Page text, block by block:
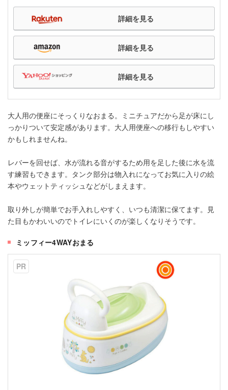
詳細を見る
詳細を見る
詳細を見る
大人用の便座にそっくりなおまる。ミニチュアだから足が床にし
っかりついて安定感があります。大人用便座への移行もしやすい
かもしれませんね。
レバーを回せば、水が流れる音がするため用を足した後に水を流
す練習もできます。タンク部分は物入れになってお気に入りの絵
本やウェットティッシュなどがしまえます。
取り外しが簡単でお手入れしやすく、いつも清潔に保てます。見
た目もかわいいのでトイレにいくのが楽しくなりそうです。
ミッフィー4WAYおまる
PR